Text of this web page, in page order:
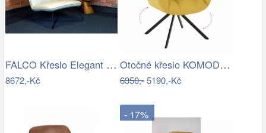
FALCO Křeslo Elegant kůže Toledo /vtahy…
8672,-Kč
Otočné křeslo KOMODO Tempo Kondela
6350,-5190,-Kč
- 17%